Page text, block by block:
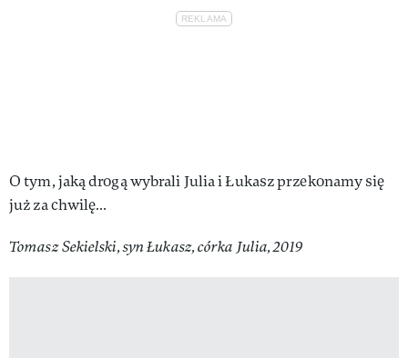
O tym, jaką drogą wybrali Julia i Łukasz przekonamy się
już za chwilę…
Tomasz Sekielski, syn Łukasz, córka Julia, 2019